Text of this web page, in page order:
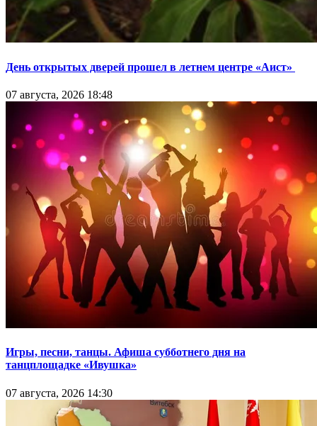
День открытых дверей прошел в летнем центре «Аист»
07 августа, 2026 18:48
Игры, песни, танцы. Афиша субботнего дня на
танцплощадке «Ивушка»
07 августа, 2026 14:30